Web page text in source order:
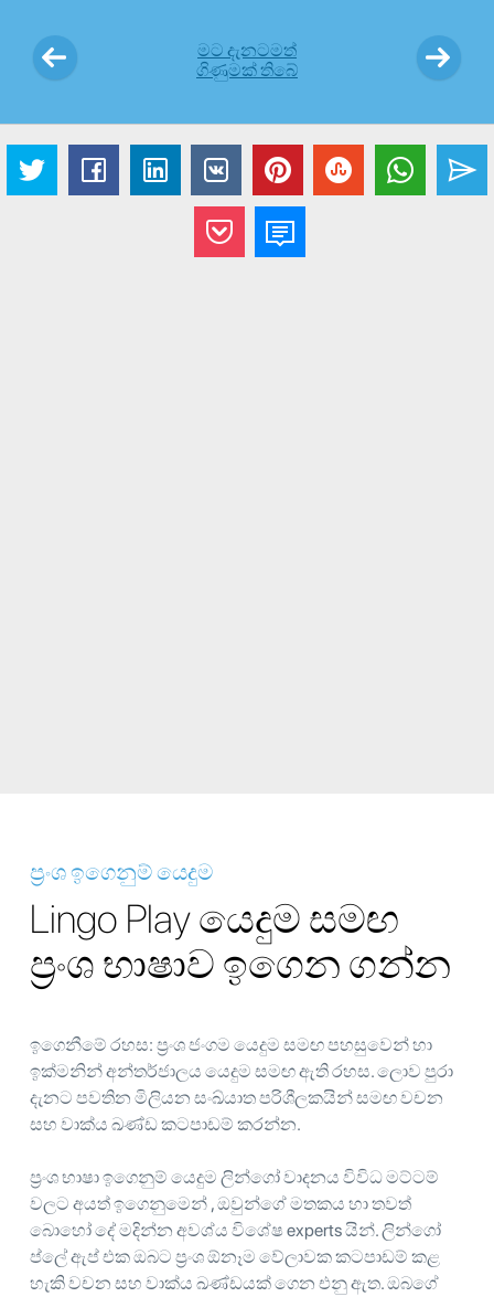
මට දැනටමත්
ගිණුමක් තිබේ
ප්‍රංශ ඉගෙනුම් යෙදුම
Lingo Play යෙදුම සමඟ
ප්‍රංශ භාෂාව ඉගෙන ගන්න
ඉගෙනීමේ රහස: ප්‍රංශ ජංගම යෙදුම සමඟ පහසුවෙන් හා
ඉක්මනින් අන්තර්ජාලය යෙදුම සමඟ ඇති රහස. ලොව පුරා
දැනට පවතින මිලියන සංඛ්යාත පරිශීලකයින් සමඟ වචන
සහ වාක්ය ඛණ්ඩ කටපාඩම් කරන්න.
ප්‍රංශ භාෂා ඉගෙනුම් යෙදුම ලින්ගෝ වාදනය විවිධ මට්ටම්
වලට අයත් ඉගෙනුමෙන් , ඔවුන්ගේ මතකය හා තවත්
බොහෝ දේ මදින්න අවශ්ය විශේෂ experts යින්. ලින්ගෝ
ප්ලේ ඇප් එක ඔබට ප්‍රංශ ඕනෑම වේලාවක කටපාඩම් කළ
හැකි වචන සහ වාක්ය ඛණ්ඩයක් ගෙන එනු ඇත. ඔබගේ